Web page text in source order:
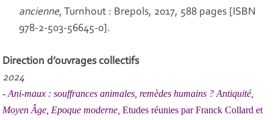
ancienne, Turnhout : Brepols, 2017, 588 pages [ISBN
978-2-503-56645-0].
Direction d’ouvrages collectifs
2024
-Ani-maux : souffrances animales, remèdes humains ? Antiquité,
Moyen Âge, Epoque moderne,Etudes réunies par Franck Collard et